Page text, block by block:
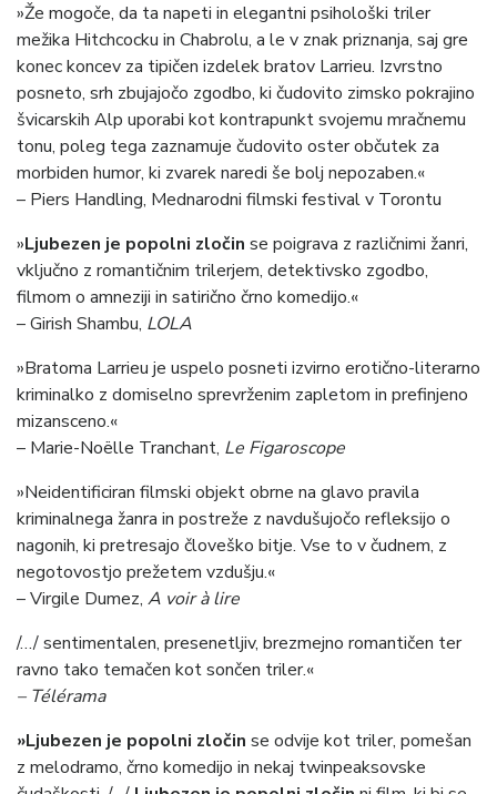
»Že mogoče, da ta napeti in elegantni psihološki triler
mežika Hitchcocku in Chabrolu, a le v znak priznanja, saj gre
konec koncev za tipičen izdelek bratov Larrieu. Izvrstno
posneto, srh zbujajočo zgodbo, ki čudovito zimsko pokrajino
švicarskih Alp uporabi kot kontrapunkt svojemu mračnemu
tonu, poleg tega zaznamuje čudovito oster občutek za
morbiden humor, ki zvarek naredi še bolj nepozaben.«
– Piers Handling, Mednarodni filmski festival v Torontu
»Ljubezen je popolni zločin se poigrava z različnimi žanri,
vključno z romantičnim trilerjem, detektivsko zgodbo,
filmom o amneziji in satirično črno komedijo.«
– Girish Shambu, LOLA
»Bratoma Larrieu je uspelo posneti izvirno erotično-literarno
kriminalko z domiselno sprevrženim zapletom in prefinjeno
mizansceno.«
– Marie-Noëlle Tranchant, Le Figaroscope
»Neidentificiran filmski objekt obrne na glavo pravila
kriminalnega žanra in postreže z navdušujočo refleksijo o
nagonih, ki pretresajo človeško bitje. Vse to v čudnem, z
negotovostjo prežetem vzdušju.«
– Virgile Dumez, A voir à lire
/…/ sentimentalen, presenetljiv, brezmejno romantičen ter
ravno tako temačen kot sončen triler.«
– Télérama
»Ljubezen je popolni zločin se odvije kot triler, pomešan
z melodramo, črno komedijo in nekaj twinpeaksovske